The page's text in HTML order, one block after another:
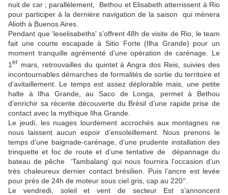
nuit de car ; parallèlement,
Bethou et Elisabeth atterrissent à Rio
pour participer à la dernière navigation de la saison qui mènera
Alioth à Buenos Aires.
Pendant que ‘leselisabeths’ s’offrent 48h de visite de Rio, le team
fait une courte escapade à Sitio Forte (Ilha Grande) pour un
moment tranquille agrémenté d’une opération de carénage. Le
1 er mars, retrouvailles du quintet à Angra dos Reis, suivies des
incontournables démarches de formalités de sortie du territoire et
d’avitaillement. Le temps est assez déplorable mais, une petite
halte à Ilha Grande, au Saco de Longa, permet à Bethou
d’enrichir sa récente découverte du Brésil d’une rapide prise de
contact avec la mythique Ilha Grande.
Le jeudi, les nuages lourdement accrochés aux montagnes ne
nous laissent aucun espoir d’ensoleillement. Nous prenons le
temps d’une baignade-carénage, d’une prudente installation des
trinquette et foc de route et d’une tentative de
dépannage du
bateau de pêche
‘Tambalang’ qui nous fournira l’occasion d’un
très chaleureux dernier contact brésilien. Puis l’ancre est levée
pour près de 24h de moteur sous ciel gris, cap au 220°.
Le vendredi, soleil et vent de secteur Est s’annoncent